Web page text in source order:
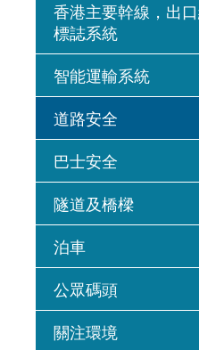
香港主要幹線，出
標誌系統
智能運輸系統
道路安全
巴士安全
隧道及橋樑
泊車
公眾碼頭
關注環境